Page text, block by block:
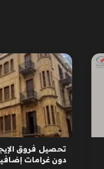
تحصيل فروق
دون غرامات